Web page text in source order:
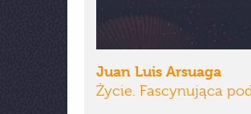
Juan Luis Arsuaga
Życie. Fascynująca